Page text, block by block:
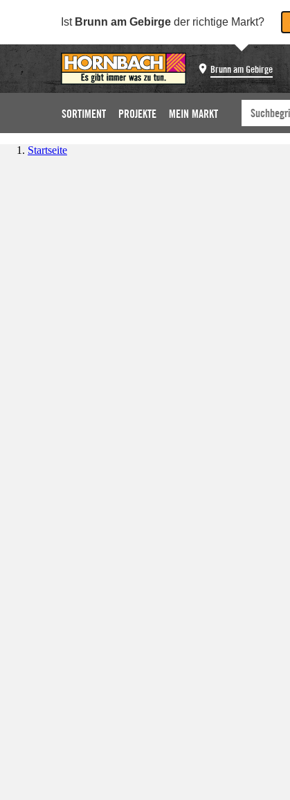
Ist Brunn am Gebirge der richtige Markt?
Brunn am Gebirge
SORTIMENT PROJEKTE MEIN MARKT
Startseite